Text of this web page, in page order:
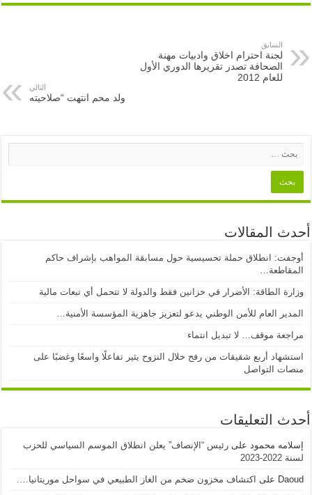
السابق
لجنة احترام اخلاق وادبيات مهنة
الصحافة تصدر تقريرها الدوري الأول
للعام 2012
التالي
ولد محم انتهت “صلاحيته
أحدث المقالات
أوجفت: انطلاق حملة تحسيسية حول مسابقة المواهب بإشراف حاكم
المقاطعة…
وزارة الطاقة: الأضرار في خزانين فقط والدولة لا تتحمل أي تبعات مالية
المدير العام للأمن الوطني يدعو لتعزيز جاهزية المؤسسة الأمنية…
مراجعة موقف… لا تبديل انتماء
استشهاد أربع شقيقات من رفح خلال النزوح يثير تفاعلًا واسعًا وغضبًا على
منصات التواصل
أحدث التعليقات
إسلامه محمود علىرئيس “الإنصاف” يعلن انطلاق الموسم السياسي للحزب
لسنة 2022-2023
Daoud على اكتشاف مخزون ضخم من الغاز الطبيعي في سواحل موريتانيا….